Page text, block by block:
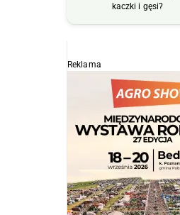
kaczki i gęsi?
Reklama